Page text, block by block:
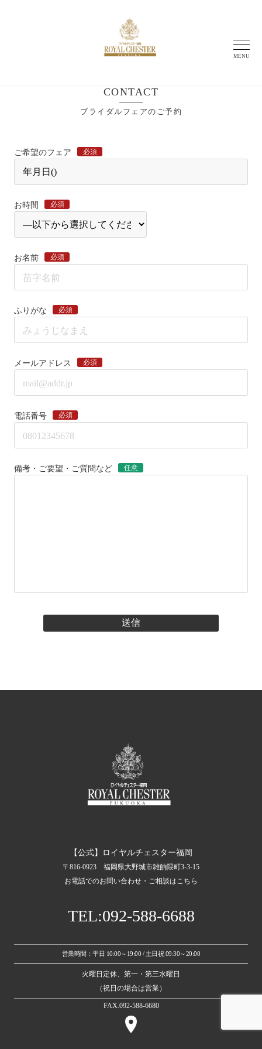
MENU
CONTACT
ブライダルフェアのご予約
ご希望のフェア 必須
お時間 必須
お名前 必須
ふりがな 必須
メールアドレス 必須
電話番号 必須
備考・ご要望・ご質問など 任意
【公式】ロイヤルチェスター福岡
〒816-0923 福岡県大野城市雑餉隈町3-3-15
お電話でのお問い合わせ・ご相談はこちら
TEL:092-588-6688
営業時間：平日 10:00～19:00 / 土日祝 09:30～20:00
火曜日定休、第一・第三水曜日
（祝日の場合は営業）
FAX.092-588-6680